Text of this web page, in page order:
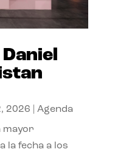
2026 Agenda
mayor
la fecha a los